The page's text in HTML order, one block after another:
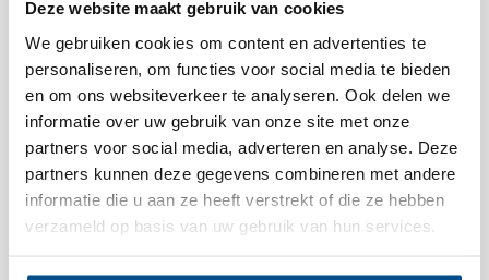
Deze website maakt gebruik van cookies
We gebruiken cookies om content en advertenties te
personaliseren, om functies voor social media te bieden
en om ons websiteverkeer te analyseren. Ook delen we
informatie over uw gebruik van onze site met onze
partners voor social media, adverteren en analyse. Deze
partners kunnen deze gegevens combineren met andere
informatie die u aan ze heeft verstrekt of die ze hebben
verzameld op basis van uw gebruik van hun services.
De nieuwe Hyundai IONIQ 3 is er, vanaf september